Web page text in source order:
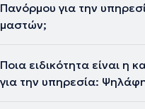
Πανόρμου για την
μαστών;
Ποια ειδικότητα είναι η
για την υπηρεσία: